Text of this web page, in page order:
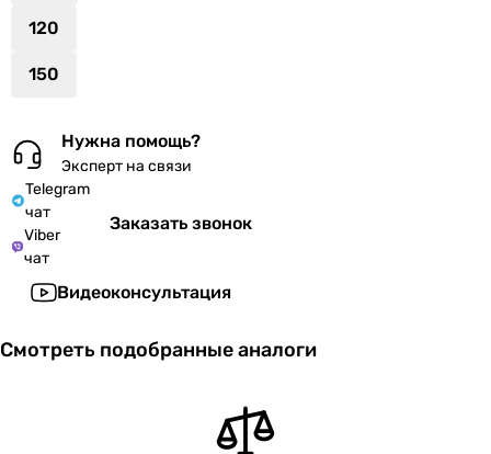
120
150
Нужна помощь?
Эксперт на связи
Telegram
чат
Viber
чат
Заказать звонок
Видеоконсультация
Смотреть подобранные аналоги